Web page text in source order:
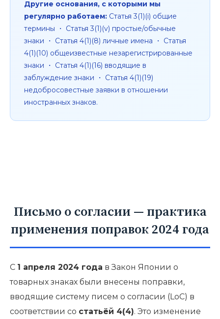
Другие основания, с которыми мы
регулярно работаем: Статья 3(1)(i) общие
термины ・ Статья 3(1)(v) простые/обычные
знаки ・ Статья 4(1)(8) личные имена ・ Статья
4(1)(10) общеизвестные незарегистрированные
знаки ・ Статья 4(1)(16) вводящие в
заблуждение знаки ・ Статья 4(1)(19)
недобросовестные заявки в отношении
иностранных знаков.
Письмо о согласии — практика
применения поправок 2024 года
С 1 апреля 2024 года в Закон Японии о
товарных знаках были внесены поправки,
вводящие систему писем о согласии (LoC) в
соответствии со статьёй 4(4). Это изменение